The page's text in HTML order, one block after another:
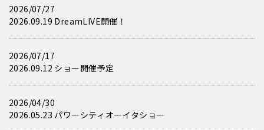
2026/07/27
2026.09.19 DreamLIVE開催！
2026/07/17
2026.09.12 ショー開催予定
2026/04/30
2026.05.23 パワーシティオーイタショー